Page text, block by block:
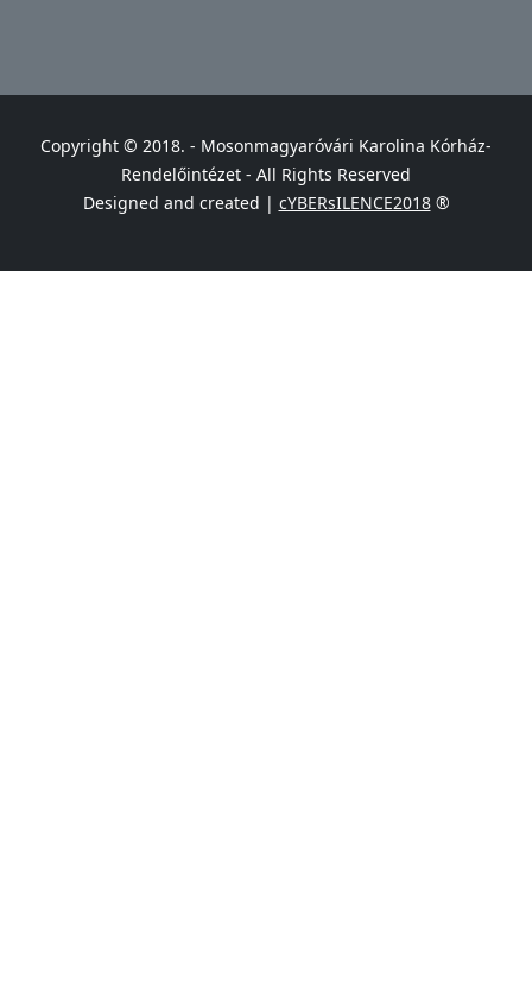
Copyright © 2018. - Mosonmagyaróvári Karolina Kórház-
Rendelőintézet - All Rights Reserved
Designed and created | cYBERsILENCE2018®